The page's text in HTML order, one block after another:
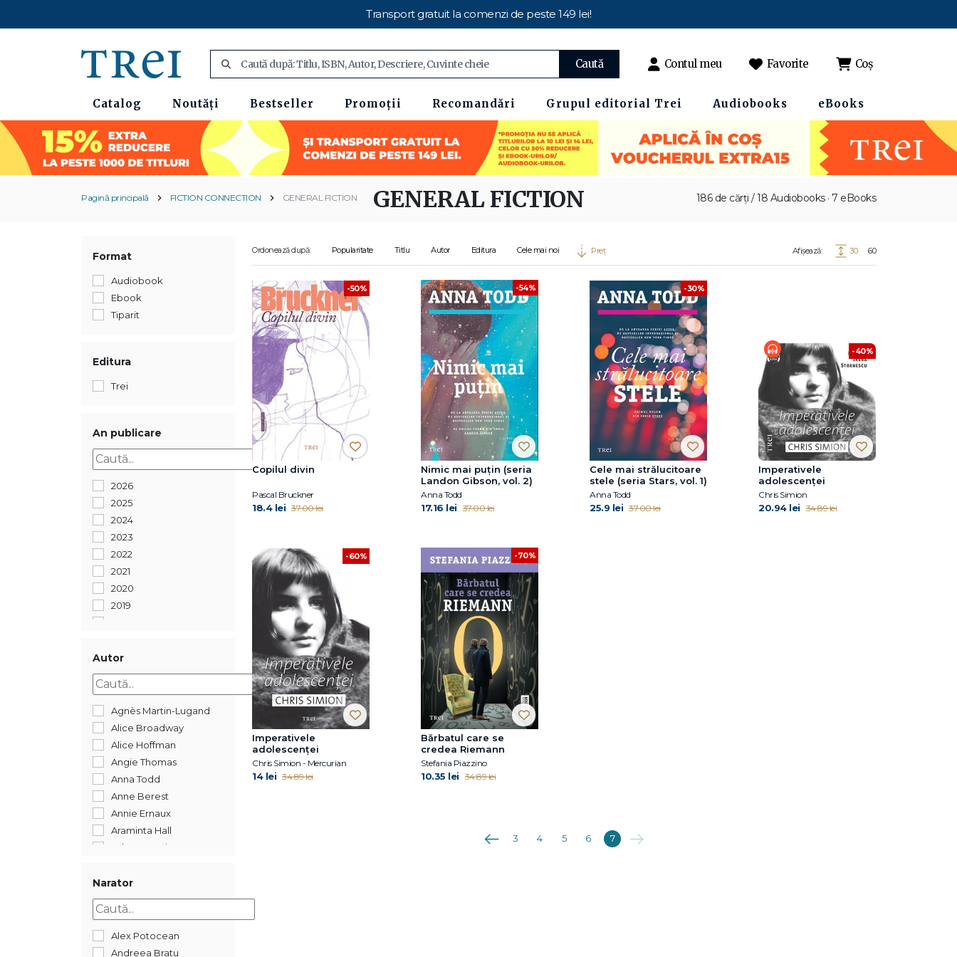
Transport gratuit la comenzi de peste 149 lei!
Caută Contul meu Favorite Coș
Catalog Noutăți Bestseller Promoții Recomandări Grupul editorial Trei Audiobooks eBooks
Pagină principală FICTION CONNECTION GENERAL FICTION 186 de cărți / 18 Audiobooks · 7 eBooks
GENERAL FICTION
Format
Audiobook
Ebook
Tiparit
Editura
Trei
An publicare
2026
2025
2024
2023
2022
2021
2020
2019
2016
2015
2014
2013
2009
Autor
Agnès Martin-Lugand
Alice Broadway
Alice Hoffman
Angie Thomas
Anna Todd
Anne Berest
Annie Ernaux
Araminta Hall
Asha Lemmie
Bernard Minier
Brandon Sanderson
Brigitte Giraud
Brit Bennett
Camilla Läckberg
Narator
Alex Potocean
Andreea Bratu
Ordonează după: Popularitate Titlu Autor Editura Cele mai noi Preț Afișează: 30 60
-50%
Copilul divin
Pascal Bruckner
18.4 lei 37.00 lei
-54%
Nimic mai puțin (seria
Landon Gibson, vol. 2)
Anna Todd
17.16 lei 37.00 lei
-30%
Cele mai strălucitoare
stele (seria Stars, vol. 1)
Anna Todd
25.9 lei 37.00 lei
-40%
Imperativele
adolescenței
Chris Simion
20.94 lei 34.89 lei
-60%
Imperativele
adolescenței
Chris Simion - Mercurian
14 lei 34.89 lei
-70%
Bărbatul care se
credea Riemann
Stefania Piazzino
10.35 lei 34.89 lei
Anterioara
3 4 5 6 7 Următoarea